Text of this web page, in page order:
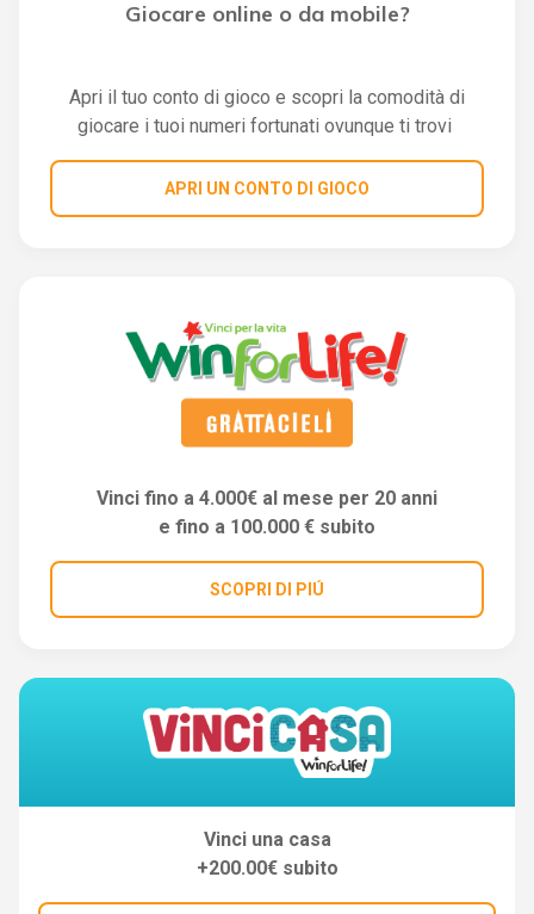
Giocare online o da mobile?
Apri il tuo conto di gioco e scopri la comodità di
giocare i tuoi numeri fortunati ovunque ti trovi
APRI UN CONTO DI GIOCO
Vinci fino a 4.000€ al mese per 20 anni
e fino a 100.000 € subito
SCOPRI DI PIÚ
Vinci una casa
+200.00€ subito